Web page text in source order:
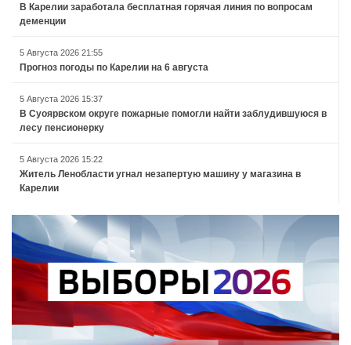
В Карелии заработала бесплатная горячая линия по вопросам
деменции
5 Августа 2026 21:55
Прогноз погоды по Карелии на 6 августа
5 Августа 2026 15:37
В Суоярвском округе пожарные помогли найти заблудившуюся в
лесу пенсионерку
5 Августа 2026 15:22
Житель Ленобласти угнал незапертую машину у магазина в
Карелии